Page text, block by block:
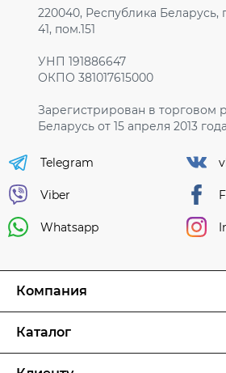
220040, Республика Беларусь,
41, пом.151
УНП 191886647
ОКПО 381017615000
Зарегистрирован в торговом
Беларусь от 15 апреля 2013
Telegram
Viber
Whatsapp
Компания
Каталог